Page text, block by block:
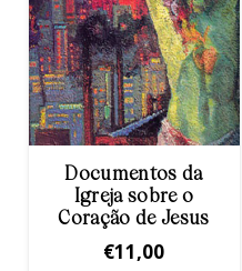
Documentos da
Igreja sobre o
Coração de Jesus
€11,00